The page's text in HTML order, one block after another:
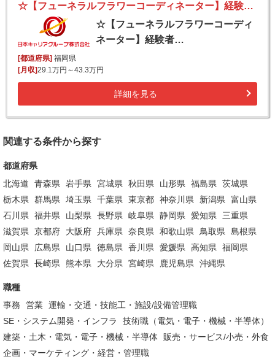
☆【フューネラルフラワーコーディネーター】経験者優遇／スキルを活かす！創業150年の伝統と実績・新しい挑戦
☆【フューネラルフラワーコーディ
ネーター】経験者…
[都道府県] 福岡県
[月収]29.1万円～43.3万円
詳細を見る
関連する条件から探す
都道府県
北海道
青森県 岩手県 宮城県 秋田県 山形県 福島県 茨城県
栃木県 群馬県 埼玉県 千葉県 東京都 神奈川県 新潟県 富山県
石川県 福井県 山梨県 長野県 岐阜県 静岡県 愛知県 三重県
滋賀県 京都府 大阪府 兵庫県 奈良県 和歌山県 鳥取県 島根県
岡山県
広島県 山口県 徳島県 香川県 愛媛県 高知県 福岡県
佐賀県 長崎県 熊本県 大分県 宮崎県 鹿児島県 沖縄県
職種
事務
営業 運輸・交通・技能工・施設/設備管理職
SE・システム開発・インフラ
技術職（電気・電子・機械・半導体）
建築・土木・電気・電子・機械・半導体 販売・サービス/小売・外食
企画・マーケティング・経営・管理職